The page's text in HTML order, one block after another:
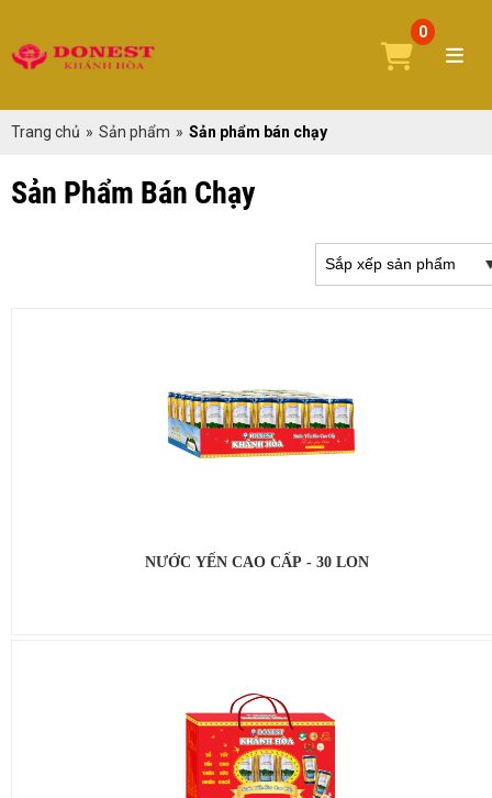
0
Trang chủ » Sản phẩm » Sản phẩm bán chạy
Sản Phẩm Bán Chạy
NƯỚC YẾN CAO CẤP - 30 LON